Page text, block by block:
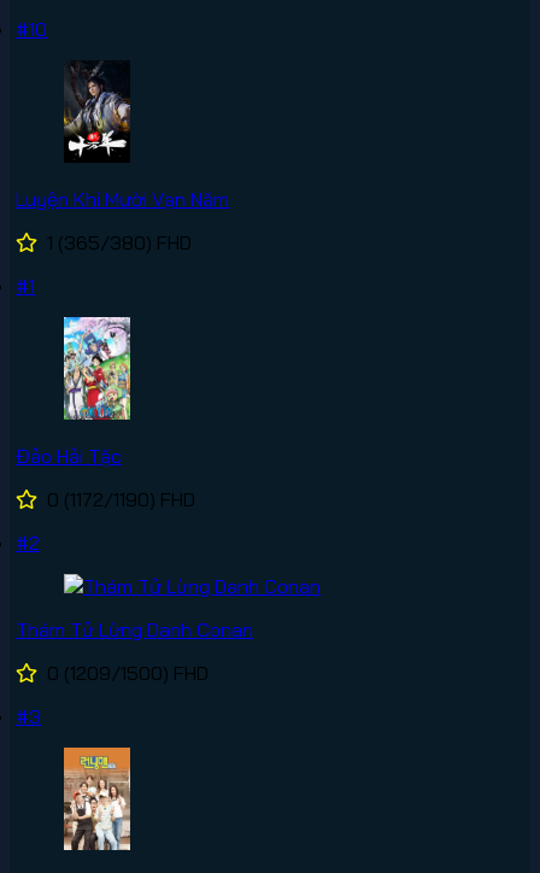
#10
Luyện Khí Mười Vạn Năm
1 (365/380) FHD
#1
Đảo Hải Tặc
0 (1172/1190) FHD
#2
Thám Tử Lừng Danh Conan
0 (1209/1500) FHD
#3